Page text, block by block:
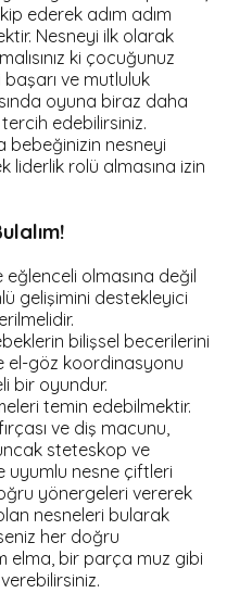
ederek adım adım
Nesneyi ilk olarak
ki çocuğunuz
ve mutluluk
oyuna biraz daha
edebilirsiniz.
bebeğinizin nesneyi
liderlik rolü almasına izin
olmasına değil
gelişimini destekleyici
bilişsel becerilerini
el-göz koordinasyonu
bir oyundur.
temin edebilmektir.
ve diş macunu,
steteskop ve
uyumlu nesne çiftleri
yönergeleri vererek
nesneleri bularak
her doğru
elma, bir parça muz gibi